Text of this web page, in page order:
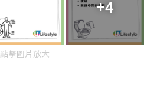
+4
點擊圖片放大